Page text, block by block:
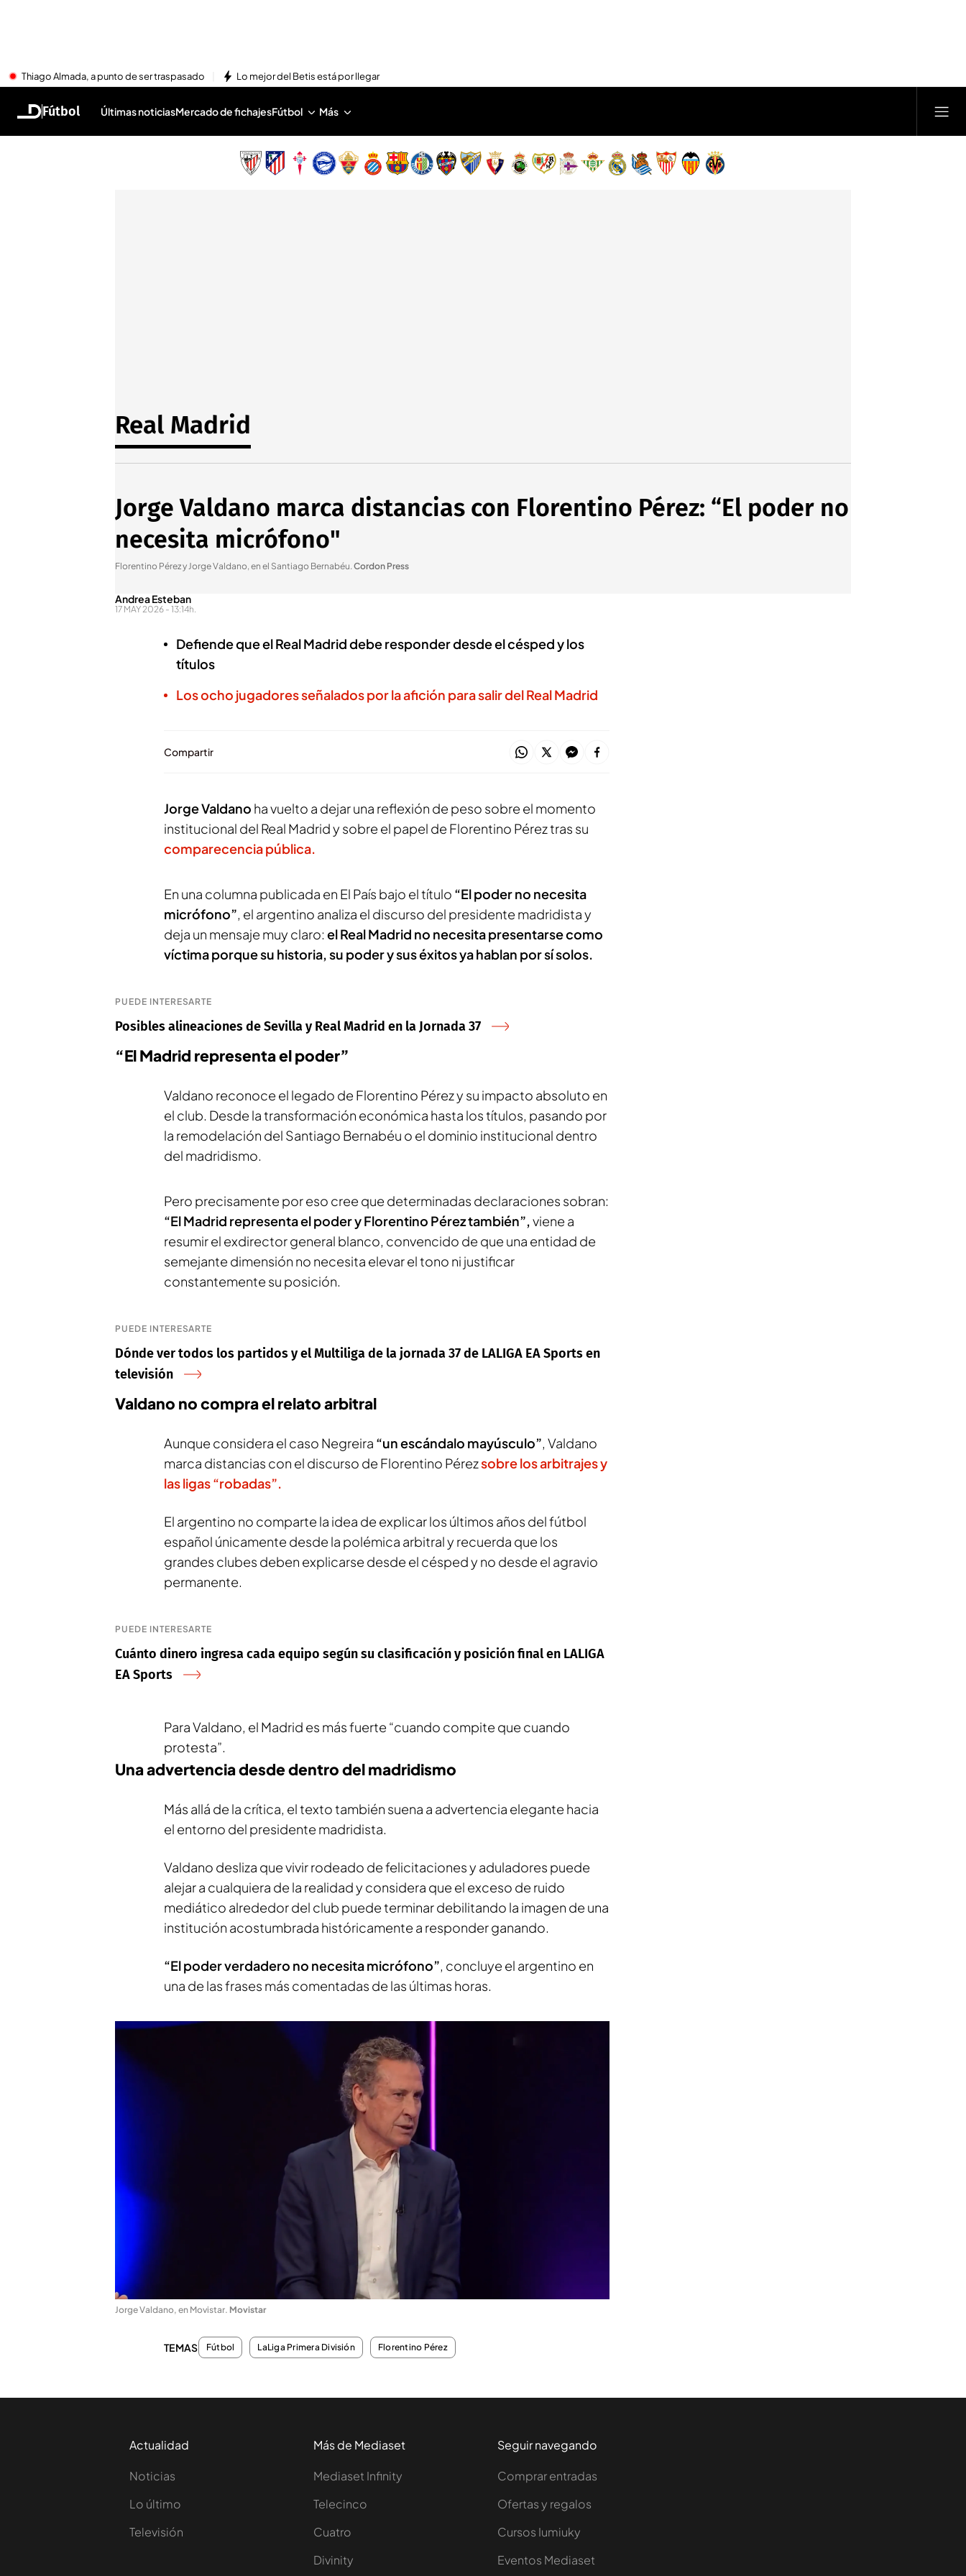
Thiago Almada, a punto de ser traspasado Lo mejor del Betis está por llegar
Fútbol Últimas noticiasMercado de fichajesFútbol Más
Real Madrid
Jorge Valdano marca distancias con Florentino Pérez: “El poder no
necesita micrófono"
Florentino Pérez y Jorge Valdano, en el Santiago Bernabéu.Cordon Press
Andrea Esteban
17 MAY 2026 - 13:14h.
Defiende que el Real Madrid debe responder desde el césped y los
títulos
Los ocho jugadores señalados por la afición para salir del Real Madrid
Compartir
Jorge Valdano ha vuelto a dejar una reflexión de peso sobre el momento
institucional del Real Madrid y sobre el papel de Florentino Pérez tras su
comparecencia pública.
En una columna publicada en El País bajo el título “El poder no necesita
micrófono”, el argentino analiza el discurso del presidente madridista y
deja un mensaje muy claro: el Real Madrid no necesita presentarse como
víctima porque su historia, su poder y sus éxitos ya hablan por sí solos.
PUEDE INTERESARTE
Posibles alineaciones de Sevilla y Real Madrid en la Jornada 37
“El Madrid representa el poder”
Valdano reconoce el legado de Florentino Pérez y su impacto absoluto en
el club. Desde la transformación económica hasta los títulos, pasando por
la remodelación del Santiago Bernabéu o el dominio institucional dentro
del madridismo.
Pero precisamente por eso cree que determinadas declaraciones sobran:
“El Madrid representa el poder y Florentino Pérez también”,viene a
resumir el exdirector general blanco, convencido de que una entidad de
semejante dimensión no necesita elevar el tono ni justificar
constantemente su posición.
PUEDE INTERESARTE
Dónde ver todos los partidos y el Multiliga de la jornada 37 de LALIGA EA Sports en
televisión
Valdano no compra el relato arbitral
Aunque considera el caso Negreira “un escándalo mayúsculo”, Valdano
marca distancias con el discurso de Florentino Pérezsobre los arbitrajes y
las ligas “robadas”.
El argentino no comparte la idea de explicar los últimos años del fútbol
español únicamente desde la polémica arbitral y recuerda que los
grandes clubes deben explicarse desde el césped y no desde el agravio
permanente.
PUEDE INTERESARTE
Cuánto dinero ingresa cada equipo según su clasificación y posición final en LALIGA
EA Sports
Para Valdano, el Madrid es más fuerte “cuando compite que cuando
protesta”.
Una advertencia desde dentro del madridismo
Más allá de la crítica, el texto también suena a advertencia elegante hacia
el entorno del presidente madridista.
Valdano desliza que vivir rodeado de felicitaciones y aduladores puede
alejar a cualquiera de la realidad y considera que el exceso de ruido
mediático alrededor del club puede terminar debilitando la imagen de una
institución acostumbrada históricamente a responder ganando.
“El poder verdadero no necesita micrófono”, concluye el argentino en
una de las frases más comentadas de las últimas horas.
Jorge Valdano, en Movistar. Movistar
TEMAS Fútbol LaLiga Primera División Florentino Pérez
Actualidad
Noticias
Lo último
Televisión
Más de Mediaset
Mediaset Infinity
Telecinco
Cuatro
Divinity
Seguir navegando
Comprar entradas
Ofertas y regalos
Cursos Iumiuky
Eventos Mediaset